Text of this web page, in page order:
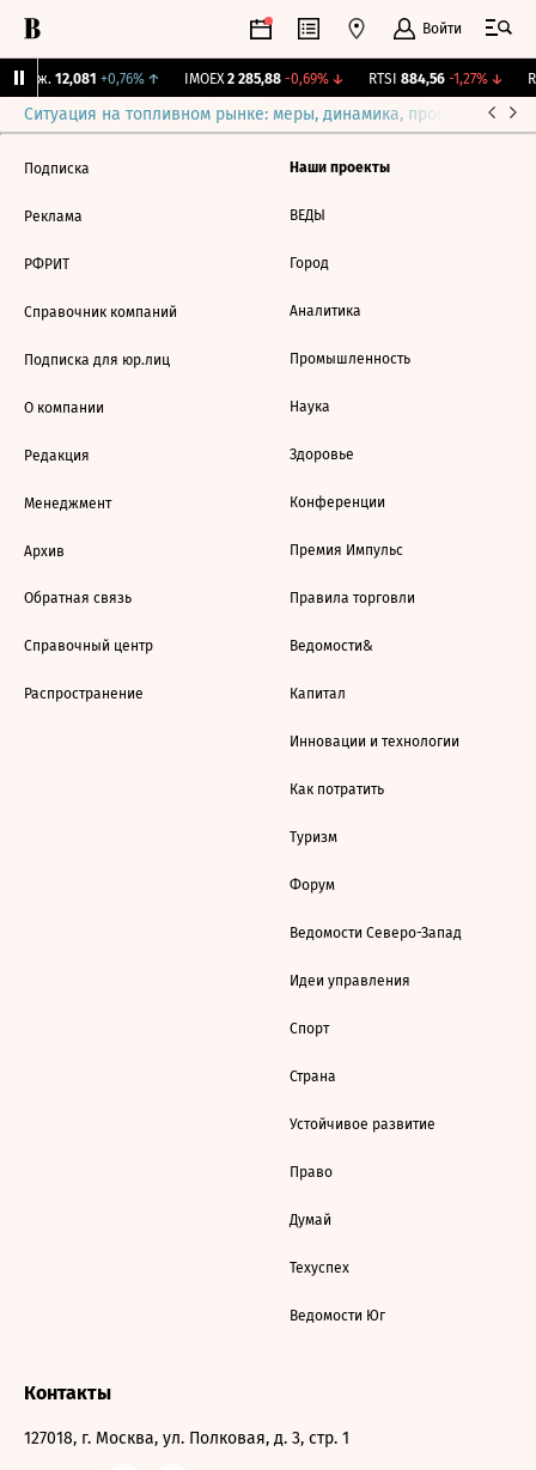
Войти
Бирж. 12,081 +0,76%↑ IMOEX 2 285,88 -0,69%↓ RTSI 884,56 -1,27%↓
Ситуация на топливном рынке: меры, динамика, прогнозы
Подписка
Реклама
РФРИТ
Справочник компаний
Подписка для юр.лиц
О компании
Редакция
Менеджмент
Архив
Обратная связь
Справочный центр
Распространение
Наши проекты
ВЕДЫ
Город
Аналитика
Промышленность
Наука
Здоровье
Конференции
Премия Импульс
Правила торговли
Ведомости&
Капитал
Инновации и технологии
Как потратить
Туризм
Форум
Ведомости Северо-Запад
Идеи управления
Спорт
Страна
Устойчивое развитие
Право
Думай
Техуспех
Ведомости Юг
Контакты
127018, г. Москва, ул. Полковая, д. 3, стр. 1